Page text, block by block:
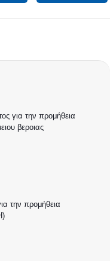
για την προμήθεια
βεροιας
την προμήθεια